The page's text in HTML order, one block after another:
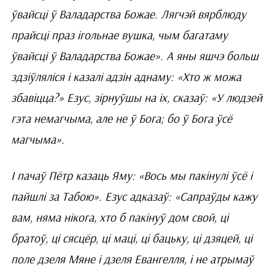
ўвайсці ў Валадарства Божае. Лягчэй вярблюду
прайсці праз ігольнае вушка, чым багатаму
ўвайсці ў Валадарства Божае». А яны яшчэ больш
здзіўляліся і казалі адзін аднаму: «Хто ж можа
збавіцца?» Езус, зірнуўшы на іх, сказаў: «У людзей
гэта немагчыма, але не ў Бога; бо ў Бога ўсё
магчыма».
І пачаў Пётр казаць Яму: «Вось мы пакінулі ўсё і
пайшлі за Табою». Езус адказаў: «Сапраўды кажу
вам, няма нікога, хто б пакінуў дом свой, ці
братоў, ці сясцёр, ці маці, ці бацьку, ці дзяцей, ці
поле дзеля Мяне і дзеля Евангелля, і не атрымаў